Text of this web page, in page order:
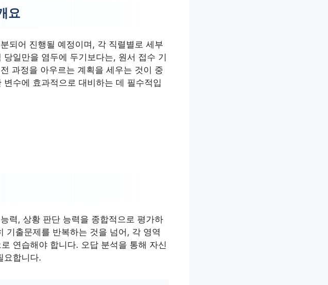
요
되어 진행될 예정이며, 각 직렬별로 세부
일만을 염두에 두기보다는, 원서 접수 기
과정을 아우르는 계획을 세우는 것이 중
수에 효과적으로 대비하는 데 필수적입
력, 상황 판단 능력을 종합적으로 평가하
기출문제를 반복하는 것을 넘어, 각 영역
연습해야 합니다. 오답 분석을 통해 자신
요합니다.